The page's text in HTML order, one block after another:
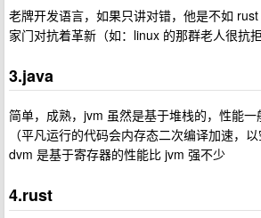
老牌开发语言，如果只讲对错，他是不如
家门对抗着革新（如：linux 的那群老人很抗
3.java
简单，成熟，jvm 虽然是基于堆栈的，性能
（平凡运行的代码会内存态二次编译加速，
dvm 是基于寄存器的性能比 jvm 强不少
4.rust